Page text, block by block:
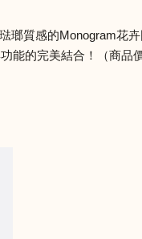
瑯質感的Monogram花
的完美結合！（商品價